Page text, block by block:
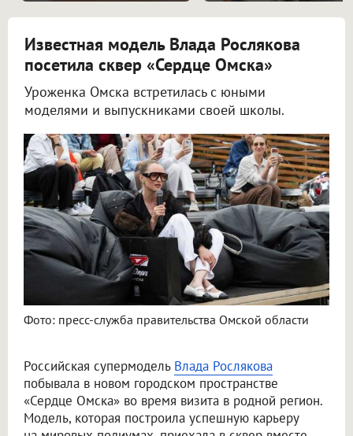
Известная модель Влада Рослякова
посетила сквер «Сердце Омска»
Уроженка Омска встретилась с юными
моделями и выпускниками своей школы.
В Омске Влада Рослякова побывала в «Сердце Омска» с мамой
Фото: пресс-служба правительства Омской области
Российская супермодель Влада Рослякова
побывала в новом городском пространстве
«Сердце Омска» во время визита в родной регион.
Модель, которая построила успешную карьеру